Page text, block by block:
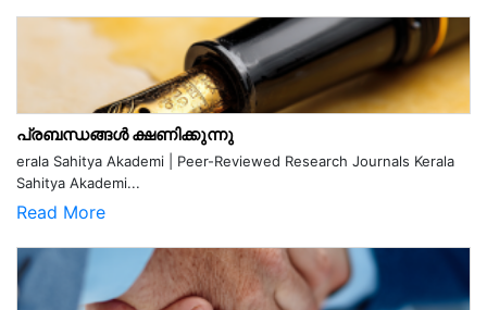
പ്രബന്ധങ്ങൾ ക്ഷണിക്കുന്നു
erala Sahitya Akademi | Peer-Reviewed Research Journals Kerala
Sahitya Akademi...
Read More